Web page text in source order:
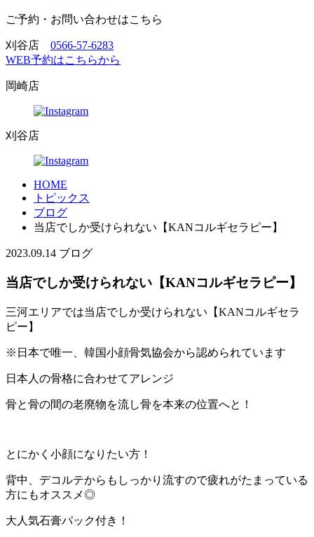
ご予約・お問い合わせはこちら
刈谷店
0566-57-6283
WEB予約はこちらから
岡崎店
刈谷店
HOME
トピックス
ブログ
当店でしか受けられない【KANコルギセラピー】
2023.09.14 ブログ
当店でしか受けられない【KANコルギセラピー】
三河エリアでは当店でしか受けられない【KANコルギセラ
ピー】
※日本で唯一、韓国小顔骨気協会から認められています
日本人の骨格に合わせてアレンジ
骨と骨の間の老廃物を流し骨を本来の位置へと！
とにかく小顔になりたい方！
背中、デコルテからもしっかり流すので疲れがたまっている
方にもオススメ◎
大人気石膏パック付き！